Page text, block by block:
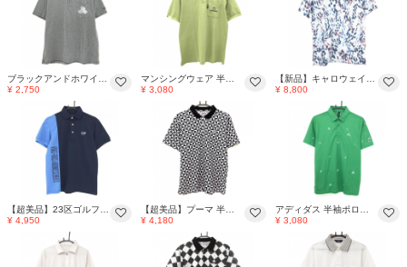
ブラックアンドホワイト 半袖ポロシャツ ダークグレー 織生地 胸ポケット刺しゅう メンズ LL ゴルフウェア Black＆White
¥ 2,750
マンシングウェア 半袖ポロシャツ ライトグリーン 胸ポケット メンズ MA ゴルフウェア Munsingwear
¥ 3,080
【新品】キャロウェイ 半袖ポロシャツ 白×ネイビー 総柄 かざあなメッシュ メンズ M ゴルフウェア Callaway
¥ 8,800
【超美品】23区ゴルフ 半袖ポロシャツ ネイビー×ライトブルー サイド英字 メンズ M ゴルフウェア 23区
¥ 4,950
【超美品】プーマ 半袖ポロシャツ 黒×白 総柄 メッシュ調生地 ロゴ刺しゅう メンズ L ゴルフウェア PUMA
¥ 4,180
アディダス 半袖ポロシャツ グリーン×白 総柄刺しゅう ボタンダウン メンズ L ゴルフウェア adidas
¥ 3,080